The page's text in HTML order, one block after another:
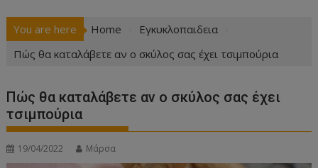
You are here Home
Εγκυκλοπαιδεια
Πώς θα καταλάβετε αν ο σκύλος σας έχει τσιμπούρια
Πώς θα καταλάβετε αν ο σκύλος σας έχει
τσιμπούρια
19/04/2022 Μάρσα